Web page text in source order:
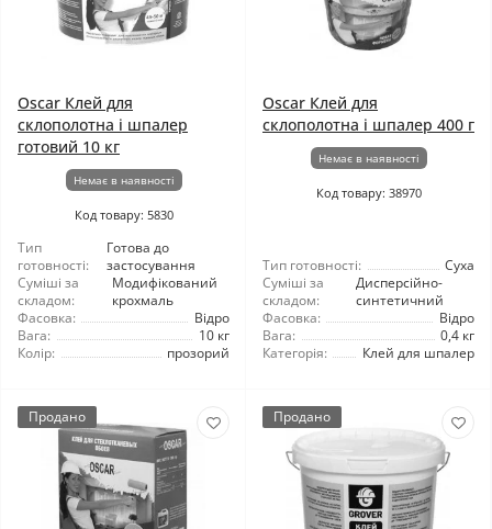
Oscar Клей для
склополотна і шпалер
готовий 10 кг
Немає в наявності
Код товару: 5830
Тип
готовності:
Готова до
застосування
Суміші за
складом:
Модифікований
крохмаль
Фасовка:
Відро
Вага:
10 кг
Колір:
прозорий
Oscar Клей для
склополотна і шпалер 400 г
Немає в наявності
Код товару: 38970
Тип готовності:
Суха
Суміші за
складом:
Дисперсійно-
синтетичний
Фасовка:
Відро
Вага:
0,4 кг
Категорія:
Клей для шпалер
Продано Продано